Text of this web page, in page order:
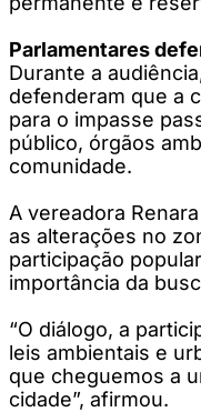
Parlamentares
Durante a
defenderam que a
para o impasse
público, órgãos
comunidade.
A vereadora
as alterações no
participação
importância da
“O diálogo, a
leis ambientais e
que cheguemos a
cidade”, afirmou.